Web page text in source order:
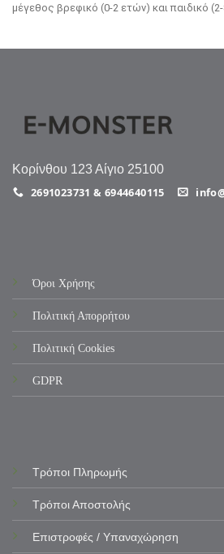
μέγεθος βρεφικό (0-2 ετών) και παιδικό
Κορίνθου 123 Αίγιο 25100
2691023731 & 6944640115
Όροι Χρήσης
Πολιτική Απορρήτου
Πολιτική Cookies
GDPR
Τρόποι Πληρωμής
Τρόποι Αποστολής
Επιστροφές / Υπαναχώρηση